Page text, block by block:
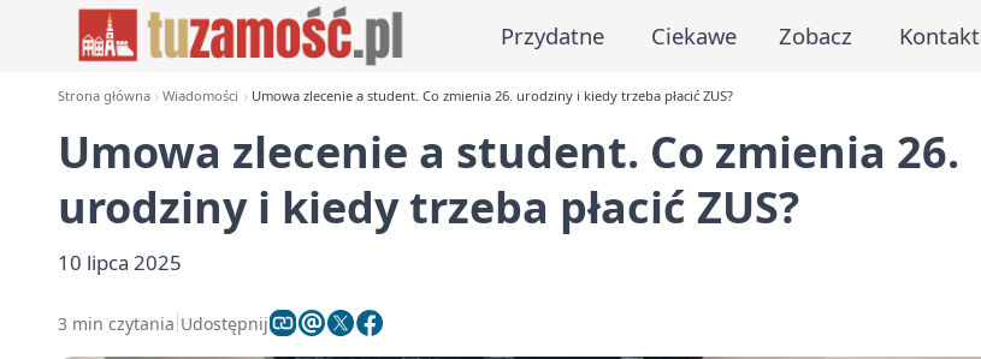
Przydatne Ciekawe Zobacz Kontakt
Strona główna Wiadomości Umowa zlecenie a student. Co zmienia 26. urodziny i kiedy trzeba płacić ZUS?
Umowa zlecenie a student. Co zmienia 26.
urodziny i kiedy trzeba płacić ZUS?
10 lipca 2025
3 min czytania Udostępnij